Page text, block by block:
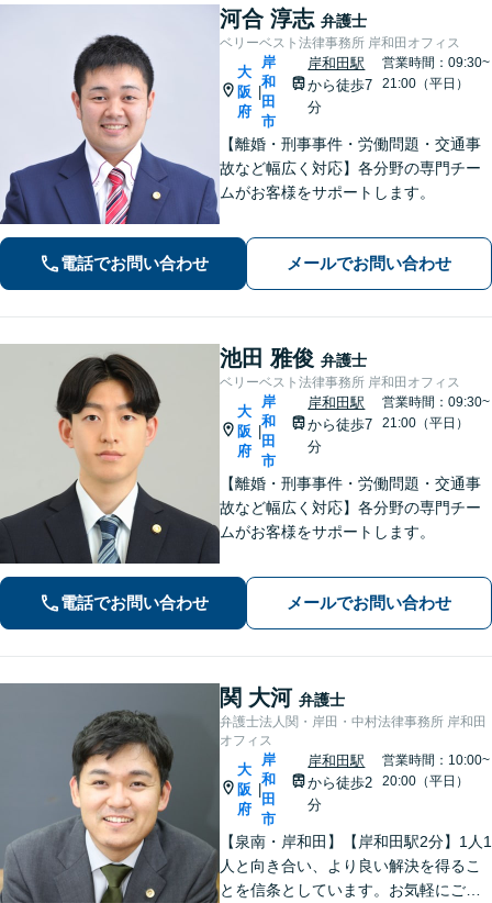
河合 淳志 弁護士
ベリーベスト法律事務所 岸和田オフィス
大
阪
府
岸
和
田
市
岸和田駅
から徒歩7
分
営業時間：09:30~
21:00（平日）
【離婚・刑事事件・労働問題・交通事
故など幅広く対応】各分野の専門チー
ムがお客様をサポートします。
電話でお問い合わせ メールでお問い合わせ
池田 雅俊 弁護士
ベリーベスト法律事務所 岸和田オフィス
大
阪
府
岸
和
田
市
岸和田駅
から徒歩7
分
営業時間：09:30~
21:00（平日）
【離婚・刑事事件・労働問題・交通事
故など幅広く対応】各分野の専門チー
ムがお客様をサポートします。
電話でお問い合わせ メールでお問い合わせ
関 大河 弁護士
弁護士法人関・岸田・中村法律事務所 岸和田
オフィス
大
阪
府
岸
和
田
市
岸和田駅
から徒歩2
分
営業時間：10:00~
20:00（平日）
【泉南・岸和田】【岸和田駅2分】1人1
人と向き合い、より良い解決を得るこ
とを信条としています。お気軽にご相